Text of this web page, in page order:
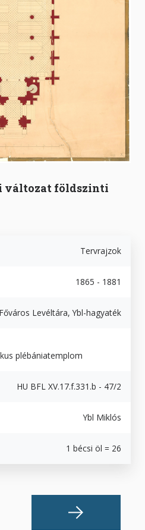
változat földszinti
Tervrajzok
1865 - 1881
Levéltára, Ybl-hagyaték
plébániatemplom
HU BFL XV.17.f.331.b - 47/2
Ybl Miklós
1 bécsi öl = 26